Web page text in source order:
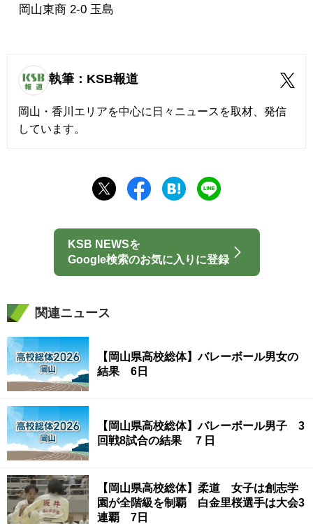
岡山東商 2-0 玉島
執筆：KSB報道
岡山・香川エリアを中心に日々ニュースを取材、発信
しています。
KSB NEWSを
Google検索のお気に入りに登録
関連ニュース
【岡山県高校総体】バレーボール男女の
結果 6日
【岡山県高校総体】バレーボール男子 3
回戦8試合の結果 ７日
【岡山県高校総体】柔道 女子は創志学
園が全階級を制覇 白金里桜選手は大会3
連覇 7日